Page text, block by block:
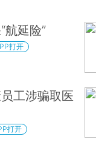
航延险”
打开
工涉骗取医
打开